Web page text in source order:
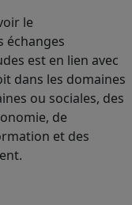
le
échanges
est en lien avec
dans les domaines
ou sociales, des
de
et des